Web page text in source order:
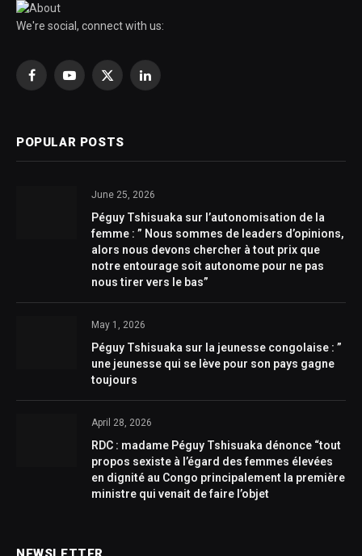
We're social, connect with us:
FacebookYouTube
X
LinkedIn
POPULAR POSTS
June 25, 2026
Péguy Tshisuaka sur l’autonomisation de la
femme : ” Nous sommes de leaders d’opinions,
alors nous devons chercher à tout prix que
notre entourage soit autonome pour ne pas
nous tirer vers le bas”
May 1, 2026
Péguy Tshisuaka sur la jeunesse congolaise : ”
une jeunesse qui se lève pour son pays gagne
toujours
April 28, 2026
RDC : madame Péguy Tshisuaka dénonce “tout
propos sexiste à l’égard des femmes élevées
en dignité au Congo principalement la première
ministre qui venait de faire l’objet